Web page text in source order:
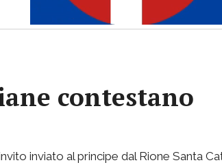
contestano
inviato al principe dal Rione Santa